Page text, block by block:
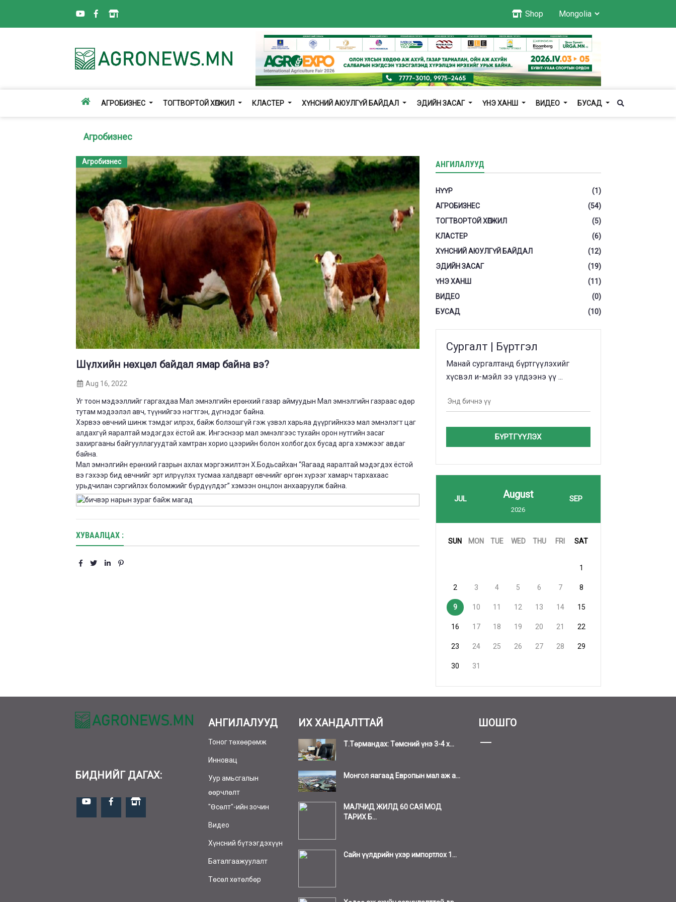
Shop
АГРОБИЗНЕС ТОГТВОРТОЙ ХӨГЖИЛ КЛАСТЕР ХҮНСНИЙ АЮУЛГҮЙ БАЙДАЛ ЭДИЙН ЗАСАГ ҮНЭ ХАНШ ВИДЕО БУСАД
Агробизнес
Агробизнес
Шүлхийн нөхцөл байдал ямар байна вэ?
Aug 16, 2022
Уг тоон мэдээллийг гаргахдаа Мал эмнэлгийн ерөнхий газар аймуудын Мал эмнэлгийн газраас өдөр
тутам мэдээлэл авч, түүнийгээ нэгтгэн, дүгнэдэг байна.
Хэрвээ өвчний шинж тэмдэг илрэх, байж болзошгүй гэж үзвэл харьяа дүүргийнхээ мал эмнэлэгт цаг
алдахгүй яаралтай мэдэгдэх ёстой аж. Ингэснээр мал эмнэлгээс тухайн орон нутгийн засаг
захиргааны байгууллагуудтай хамтран хорио цээрийн болон холбогдох бусад арга хэмжээг авдаг
байна.
Мал эмнэлгийн ерөнхий газрын ахлах мэргэжилтэн Х.Бодьсайхан “Яагаад яаралтай мэдэгдэх ёстой
вэ гэхээр бид өвчнийг эрт илрүүлэх тусмаа халдварт өвчнийг өргөн хүрээг хамарч тархахаас
урьдчилан сэргийлэх боломжийг бүрдүүлдэг” хэмээн онцлон анхааруулж байна.
ХУВААЛЦАХ :
АНГИЛАЛУУД
НҮҮР
(1)
АГРОБИЗНЕС
(54)
ТОГТВОРТОЙ ХӨГЖИЛ
(5)
КЛАСТЕР
(6)
ХҮНСНИЙ АЮУЛГҮЙ БАЙДАЛ
(12)
ЭДИЙН ЗАСАГ
(19)
ҮНЭ ХАНШ
(11)
ВИДЕО
(0)
БУСАД
(10)
Сургалт | Бүртгэл
Манай сургалтанд бүртгүүлэхийг
хүсвэл и-мэйл ээ үлдээнэ үү ...
БҮРТГҮҮЛЭХ
JUL August
2026
SEP
SUN MON TUE WED THU FRI SAT
1
2 3 4 5 6 7 8
9 10 11 12 13 14 15
16 17 18 19 20 21 22
23 24 25 26 27 28 29
30 31
БИДНИЙГ ДАГАХ:
АНГИЛАЛУУД
Тоног төхөөрөмж
Инновац
Уур амьсгалын
өөрчлөлт
"Өсөлт"-ийн зочин
Видео
Хүнсний бүтээгдэхүүн
Баталгаажуулалт
Төсөл хөтөлбөр
ИХ ХАНДАЛТТАЙ
Т.Төрмандах: Төмсний үнэ 3-4 х...
Монгол яагаад Европын мал аж а...
МАЛЧИД ЖИЛД 60 САЯ МОД
ТАРИХ Б...
Сайн үүлдрийн үхэр импортлох 1...
ШОШГО